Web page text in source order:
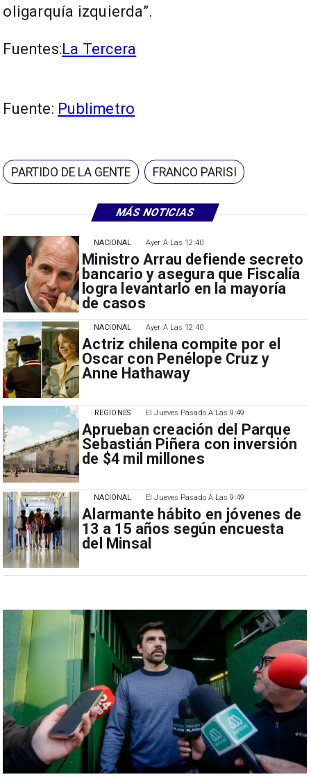
MÁS NOTICIAS
Ayer A Las 12:40
Ministro Arrau defiende secreto
bancario y asegura que Fiscalía
logra levantarlo en la mayoría
de casos
NACIONAL
Ayer A Las 12:40
Actriz chilena compite por el
Oscar con Penélope Cruz y
Anne Hathaway
NACIONAL
El Jueves Pasado A Las 9:49
Aprueban creación del Parque
Sebastián Piñera con inversión
de $4 mil millones
REGIONES
El Jueves Pasado A Las 9:49
Alarmante hábito en jóvenes de
13 a 15 años según encuesta
del Minsal
NACIONAL
oligarquía izquierda”.
Fuentes:La Tercera
Fuente: Publimetro
PARTIDO DE LA GENTE FRANCO PARISI